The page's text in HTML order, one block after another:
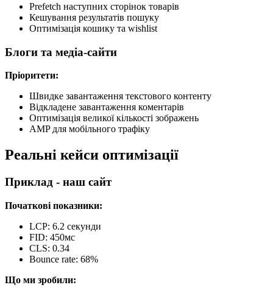
Prefetch наступних сторінок товарів
Кешування результатів пошуку
Оптимізація кошику та wishlist
Блоги та медіа-сайти
Пріоритети:
Швидке завантаження текстового контенту
Відкладене завантаження коментарів
Оптимізація великої кількості зображень
AMP для мобільного трафіку
Реальні кейси оптимізації
Приклад - наш сайт
Початкові показники:
LCP: 6.2 секунди
FID: 450мс
CLS: 0.34
Bounce rate: 68%
Що ми зробили: